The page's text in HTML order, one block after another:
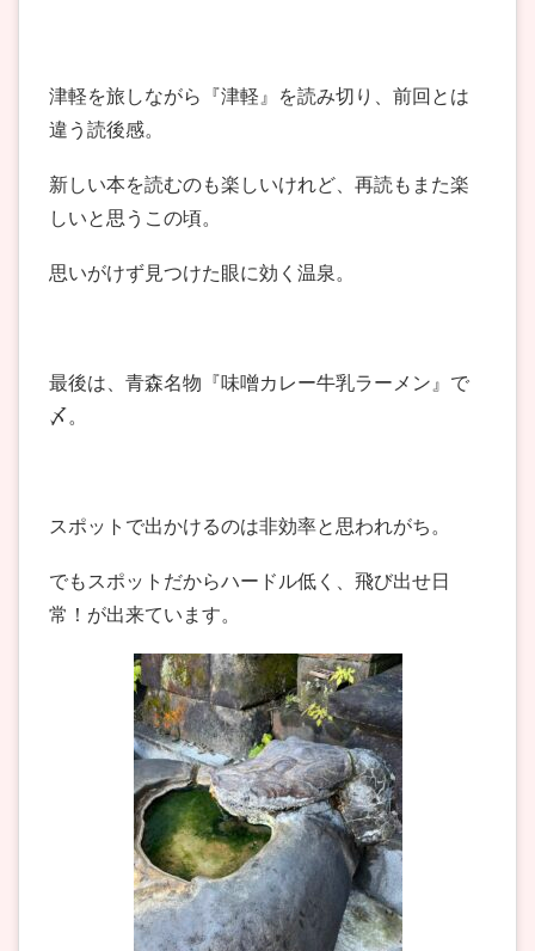
津軽を旅しながら『津軽』を読み切り、前回とは
違う読後感。
新しい本を読むのも楽しいけれど、再読もまた楽
しいと思うこの頃。
思いがけず見つけた眼に効く温泉。
最後は、青森名物『味噌カレー牛乳ラーメン』で
〆。
スポットで出かけるのは非効率と思われがち。
でもスポットだからハードル低く、飛び出せ日
常！が出来ています。